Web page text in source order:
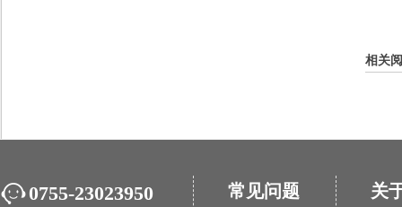
相关
0755-23023950 常见问题 关